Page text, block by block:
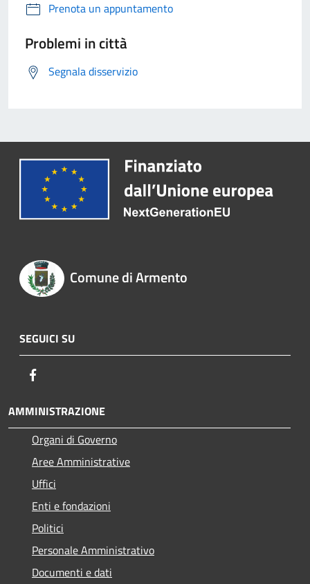
Prenota un appuntamento
Problemi in città
Segnala disservizio
Comune di Armento
SEGUICI SU
AMMINISTRAZIONE
Organi di Governo
Aree Amministrative
Uffici
Enti e fondazioni
Politici
Personale Amministrativo
Documenti e dati